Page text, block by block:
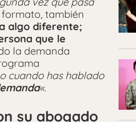
formato, también
algo diferente;
que le
la demanda
cuando has hablado
«.
su abogado